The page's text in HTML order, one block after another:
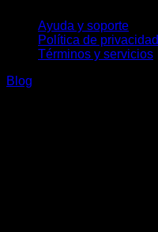
Ayuda y soporte
Política de privacidad
Términos y servicios
Blog